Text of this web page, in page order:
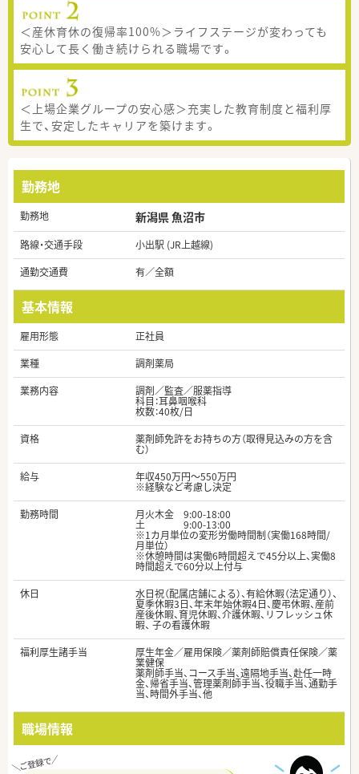
＜産休育休の復帰率100%＞ライフステージが変わっても
安心して長く働き続けられる職場です。
＜上場企業グループの安心感＞充実した教育制度と福利厚
生で、安定したキャリアを築けます。
勤務地
勤務地 新潟県 魚沼市
路線・交通手段
小出駅 (JR上越線)
通勤交通費
有／全額
基本情報
雇用形態
正社員
業種
調剤薬局
業務内容
調剤／監査／服薬指導
科目：耳鼻咽喉科
枚数：40枚/日
資格
薬剤師免許をお持ちの方（取得見込みの方を含
む）
給与
年収450万円～550万円
※経験など考慮し決定
勤務時間
月火木金 9:00-18:00
土 9:00-13:00
※1カ月単位の変形労働時間制（実働168時間/
月単位）
※休憩時間は実働6時間超えで45分以上、実働8
時間超えで60分以上付与
休日
水日祝（配属店舗による）、有給休暇（法定通り）、
夏季休暇3日、年末年始休暇4日、慶弔休暇、産前
産後休暇、育児休暇、介護休暇、リフレッシュ休
暇、 子の看護休暇
福利厚生諸手当
厚生年金／雇用保険／薬剤師賠償責任保険／薬
業健保
薬剤師手当、コース手当、遠隔地手当、赴任一時
金、帰省手当、管理薬剤師手当、役職手当、通勤手
当、時間外手当、他
職場情報